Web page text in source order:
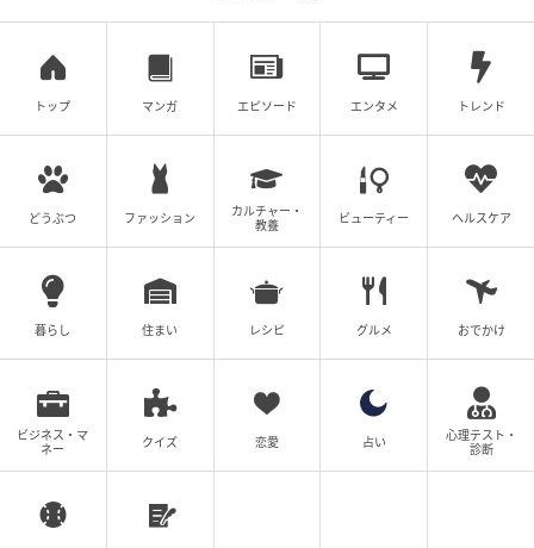
ニュアンスカラーと合皮素材の組み合わせが、まず
770円(税込)という価格を感じさせないとあって、高見
えする事間違いありません！
■巾着ショルダー2WAYバッグ 770円(税込)
3層構造で収納しやすいバッグ
トップ マンガ エピソード エンタメ トレンド
どうぶつ ファッション
カルチャー・
教養
ビューティー ヘルスケア
暮らし 住まい レシピ グルメ おでかけ
ビジネス・マ
ネー
クイズ 恋愛 占い
心理テスト・
診断